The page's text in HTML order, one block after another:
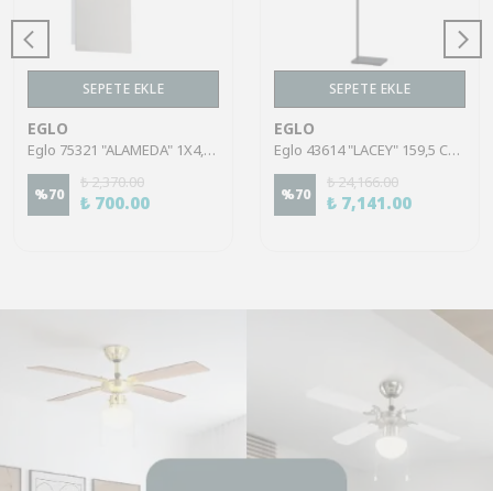
SEPETE EKLE
EGLO
Eglo 75321 "ALAMEDA" 1X4,5W Çelik Nikel Mat Sıva Üstü Spot
%70
₺ 2,370.00
₺ 700.00
SEPETE EKLE
EGLO
Eglo 43614 "LACEY" 159,5 Cm Yüksekliğinde Çelik, Ahşap Köşe Lambası Lambader
%70
₺ 24,166.00
₺ 7,141.00